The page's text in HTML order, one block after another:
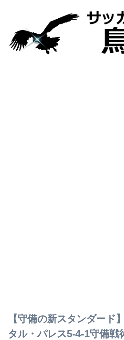
【守備の新スタンダード
タル・パレス5-4-1守備戦